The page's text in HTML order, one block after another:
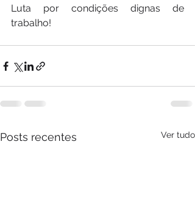
Luta por condições dignas de
trabalho!
Posts recentes Ver tudo